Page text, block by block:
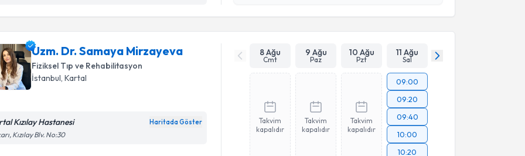
işlenmesini kabul ediyorum.
Takvim Talebini Gönder
Uzm. Dr. Samaya Mirzayeva
Fiziksel Tıp ve Rehabilitasyon
İstanbul, Kartal
Kızılay Hastanesi Haritada Göster
Kızılay Blv. No:30
8 Ağu
Cmt
9 Ağu
Paz
10 Ağu
Pzt
11 Ağu
Sal
Takvim
kapalıdır
Takvim
kapalıdır
Takvim
kapalıdır
09:00
09:20
09:40
10:00
10:20